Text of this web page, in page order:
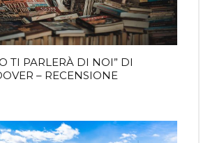
TI PARLERÀ DI NOI” DI
– RECENSIONE